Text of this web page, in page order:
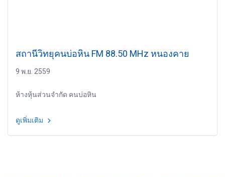
สถานีวิทยุคนบ่อหิน FM 88.50 MHz หนองคาย
9 พ.ย. 2559
ห้างหุ้นส่วนจำกัด คนบ่อหิน
ดูเพิ่มเติม